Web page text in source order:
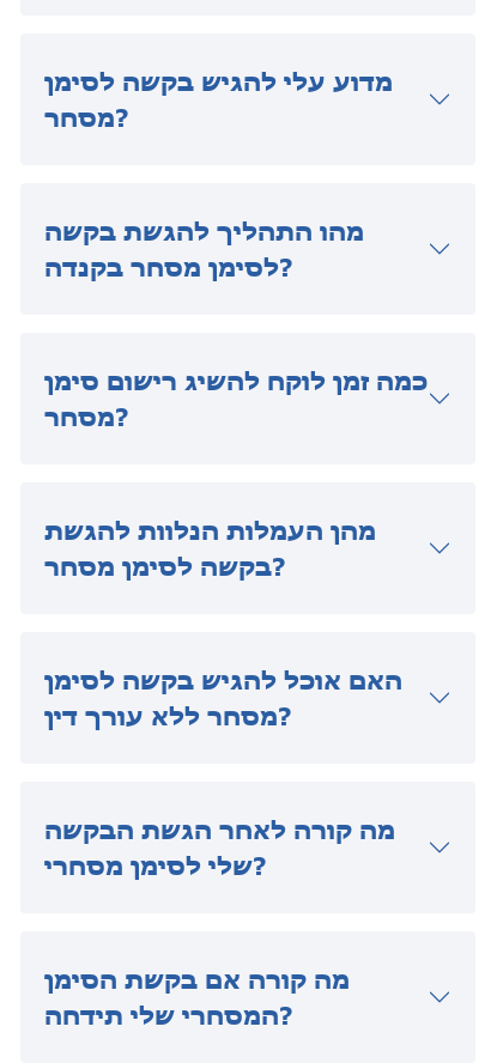
מדוע עלי להגיש בקשה לסימן
מסחר?
מהו התהליך להגשת בקשה
לסימן מסחר בקנדה?
כמה זמן לוקח להשיג רישום סימן
מסחר?
מהן העמלות הנלוות להגשת
בקשה לסימן מסחר?
האם אוכל להגיש בקשה לסימן
מסחר ללא עורך דין?
מה קורה לאחר הגשת הבקשה
שלי לסימן מסחרי?
מה קורה אם בקשת הסימן
המסחרי שלי תידחה?